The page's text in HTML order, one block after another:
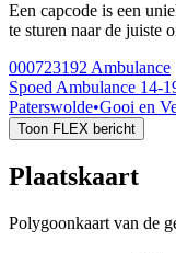
Een capcode is een
te sturen naar de juiste
000723192 Ambulance
Spoed Ambulance 14-
Paterswolde•Gooi en
Toon FLEX bericht
Plaatskaart
Polygoonkaart van de